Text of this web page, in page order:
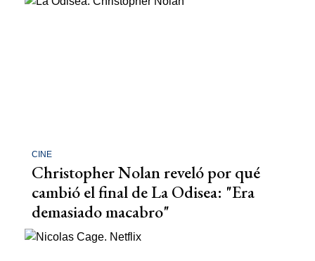
CINE
Christopher Nolan reveló por qué
cambió el final de La Odisea: "Era
demasiado macabro"